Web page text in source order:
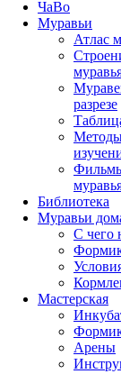
ЧаВо
Муравьи
Атлас
разрезе
Библиотека
Муравьи
С чего
Мастерская
Арены